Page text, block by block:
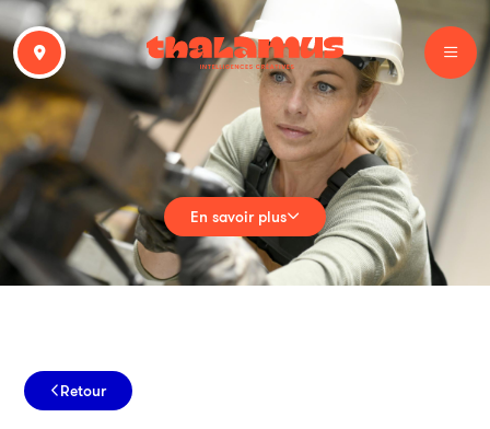
En savoir plus
Retour